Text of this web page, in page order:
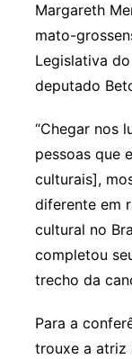
Margareth
mato-
Legislativa
deputado
“Chegar nos
pessoas que
culturais],
diferente em
cultural no
completou
trecho da
Para a
trouxe a atriz